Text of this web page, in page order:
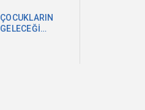
MİLLET
EGEMENLİĞİDİR
ÇOCUKLARIN
GELECEĞİ